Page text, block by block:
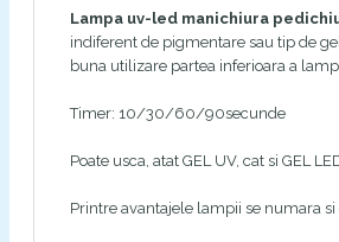
Lampa uv-led manichiura
indiferent de pigmentare sau tip de
buna utilizare partea inferioara a
Timer: 10/30/60/90secunde
Poate usca, atat GEL UV, cat si GEL
Printre avantajele lampii se numara